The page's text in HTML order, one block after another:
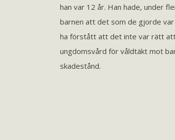
han var 12 år. Han hade, under
barnen att det som de gjorde
ha förstått att det inte var rätt att
ungdomsvård för våldtäkt mot
skadestånd.